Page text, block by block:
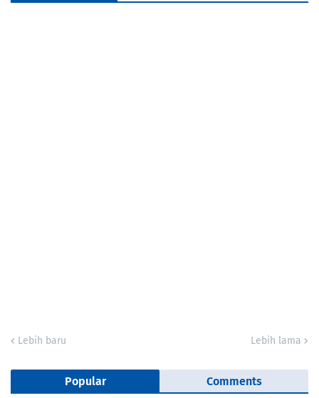
Lebih baru Lebih lama
Popular Comments